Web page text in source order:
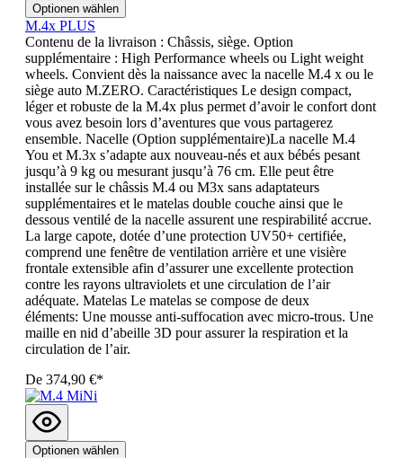
Optionen wählen
M.4x PLUS
Contenu de la livraison : Châssis, siège. Option
supplémentaire : High Performance wheels ou Light weight
wheels. Convient dès la naissance avec la nacelle M.4 x ou le
siège auto M.ZERO. Caractéristiques Le design compact,
léger et robuste de la M.4x plus permet d’avoir le confort dont
vous avez besoin lors d’aventures que vous partagerez
ensemble. Nacelle (Option supplémentaire)La nacelle M.4
You et M.3x s’adapte aux nouveau-nés et aux bébés pesant
jusqu’à 9 kg ou mesurant jusqu’à 76 cm. Elle peut être
installée sur le châssis M.4 ou M3x sans adaptateurs
supplémentaires et le matelas double couche ainsi que le
dessous ventilé de la nacelle assurent une respirabilité accrue.
La large capote, dotée d’une protection UV50+ certifiée,
comprend une fenêtre de ventilation arrière et une visière
frontale extensible afin d’assurer une excellente protection
contre les rayons ultraviolets et une circulation de l’air
adéquate. Matelas Le matelas se compose de deux
éléments: Une mousse anti-suffocation avec micro-trous. Une
maille en nid d’abeille 3D pour assurer la respiration et la
circulation de l’air.
De 374,90 €*
Optionen wählen